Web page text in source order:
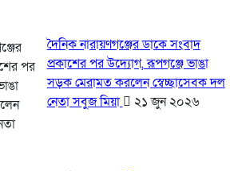
দৈনিক নারায়ণগঞ্জের ডাকে সংবাদ
প্রকাশের পর উদ্যোগ, রূপগঞ্জে ভাঙা
সড়ক মেরামত করলেন স্বেচ্ছাসেবক দল
নেতা সবুজ মিয়া
২১ জুন ২০২৬